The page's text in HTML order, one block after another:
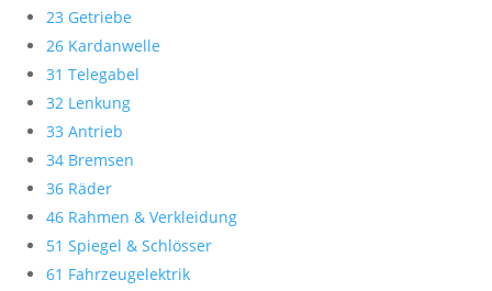
23 Getriebe
26 Kardanwelle
31 Telegabel
32 Lenkung
33 Antrieb
34 Bremsen
36 Räder
46 Rahmen & Verkleidung
51 Spiegel & Schlösser
61 Fahrzeugelektrik